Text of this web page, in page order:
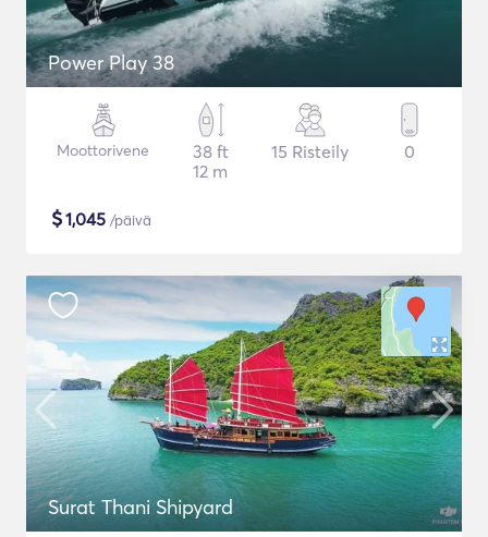
Power Play 38
Moottorivene
38 ft
12 m
15 Risteily 0
$1,045 /päivä
Surat Thani Shipyard